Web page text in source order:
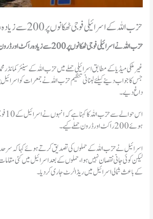
حزب اللہ کے اسرائیلی فوجی ٹھکانوں پر 200 سے زیادہ راکٹ اور ڈرون حملے
حزب اللہ نے اسرائیلی فوجی ٹھکانوں پر 200 سے زیادہ راکٹ اور ڈرون فائر کردیے۔
غیر ملکی میڈیا کے مطابق اسرائیلی حملے میں حزب اللہ کے سینئر
جس کا جواب دینے کیلئے لبنانی تنظیم حزب اللہ نے جمعرات کو
داغ دیے۔
اس
ہوئے 200 راکٹ اور ڈرون حملے کیے۔
اسرائیل نے حزب اللہ کے حملوں کی تصدیق کرتے ہوئے کہا کہ سرحد
لیکن کوئی جانی نقصان نہیں ہوا، حملوں کے بعد اسرائیل میں کئی
کے باعث شمالی اسرائیل میں ریڈ الرٹ جاری کردیا۔